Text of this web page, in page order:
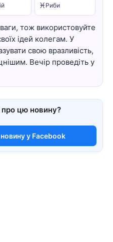
♓ Риби
тож використовуйте
ідей колегам. У
свою вразливість,
Вечір проведіть у
цю новину?
у Facebook